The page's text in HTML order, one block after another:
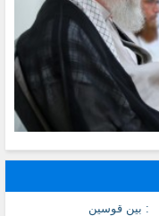
: بين قوسين